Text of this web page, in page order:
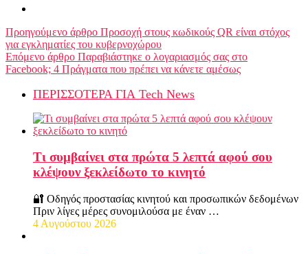
Προηγούμενο άρθρο Προσοχή στους κωδικούς QR είναι στόχος
για εγκληματίες του κυβερνοχώρου
Επόμενο άρθρο Παραβιάστηκε ο λογαριασμός σας στο
Facebook; 4 Πράγματα που πρέπει να κάνετε αμέσως
ΠΕΡΙΣΣΟΤΕΡΑ ΓΙΑ Tech News
Τι συμβαίνει στα πρώτα 5 λεπτά αφού σου
κλέψουν ξεκλείδωτο το κινητό
🔐 Οδηγός προστασίας κινητού και προσωπικών δεδομένων
Πριν λίγες μέρες συνομιλούσα με έναν …
4 Αυγούστου 2026